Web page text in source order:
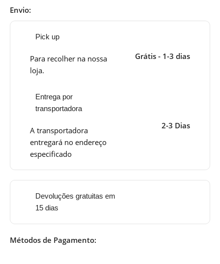
Envio:
Pick up
Para recolher na nossa
loja.
Grátis - 1-3 dias
Entrega por
transportadora
A transportadora
entregará no endereço
especificado
2-3 Dias
Devoluções gratuitas em
15 dias
Métodos de Pagamento: